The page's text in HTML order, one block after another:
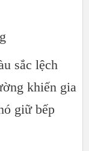
sắc lệch
khiến gia
giữ bếp